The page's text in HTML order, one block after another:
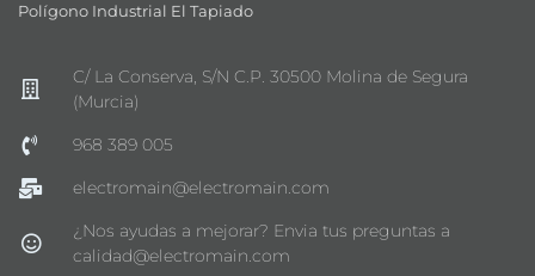
Polígono Industrial El Tapiado
C/ La Conserva, S/N C.P. 30500 Molina de Segura
(Murcia)
968 389 005
electromain@electromain.com
¿Nos ayudas a mejorar? Envia tus preguntas a
calidad@electromain.com